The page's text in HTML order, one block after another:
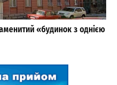
«будинок з однією